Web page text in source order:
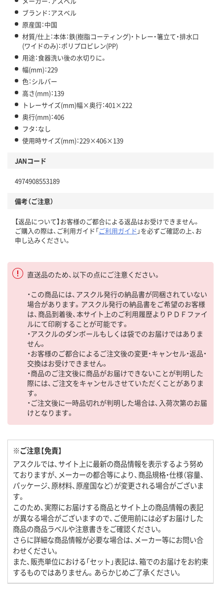
ブランド：アスベル
原産国：中国
材質/仕上：本体：鉄(樹脂コーティング)・トレー・箸立て・排水口
(ワイドのみ)：ポリプロピレン(PP)
用途：食器洗い後の水切りに。
幅(mm)：229
色：シルバー
高さ(mm)：139
トレーサイズ(mm)幅×奥行：401×222
奥行(mm)：406
フタ：なし
使用時サイズ(mm)：229×406×139
JANコード
4974908553189
備考（ご注意）
【返品について】お客様のご都合による返品はお受けできません。
ご購入の際は、ご利用ガイド「ご利用ガイド 」を必ずご確認の上、お
申し込みください。
直送品のため、以下の点にご注意ください。
・この商品には、アスクル発行の納品書が同梱されていない
場合があります。アスクル発行の納品書をご希望のお客様
は、商品到着後、本サイト上のご利用履歴よりＰＤＦファイ
ルにて印刷することが可能です。
・アスクルのダンボールもしくは袋でのお届けではありま
せん。
・お客様のご都合によるご注文後の変更・キャンセル・返品・
交換はお受けできません。
・商品のご注文後に商品がお届けできないことが判明した
際には、ご注文をキャンセルさせていただくことがありま
す。
・ご注文後に一時品切れが判明した場合は、入荷次第のお届
けとなります。
※ご注意【免責】
アスクルでは、サイト上に最新の商品情報を表示するよう努め
ておりますが、メーカーの都合等により、商品規格・仕様（容量、
パッケージ、原材料、原産国など）が変更される場合がございま
す。
このため、実際にお届けする商品とサイト上の商品情報の表記
が異なる場合がございますので、ご使用前には必ずお届けした
商品の商品ラベルや注意書きをご確認ください。
さらに詳細な商品情報が必要な場合は、メーカー等にお問い合
わせください。
また、販売単位における「セット」表記は、箱でのお届けをお約束
するものではありません。あらかじめご了承ください。